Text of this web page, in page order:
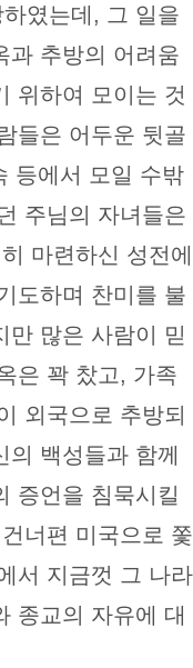
였는데, 그 일을
과 추방의 어려움
위하여 모이는 것
들은 어두운 뒷골
등에서 모일 수밖
주님의 자녀들은
마련하신 성전에
도하며 찬미를 불
만 많은 사람이 믿
은 꽉 찼고, 가족
외국으로 추방되
백성들과 함께
증언을 침묵시킬
너편 미국으로 쫓
서 지금껏 그 나라
종교의 자유에 대